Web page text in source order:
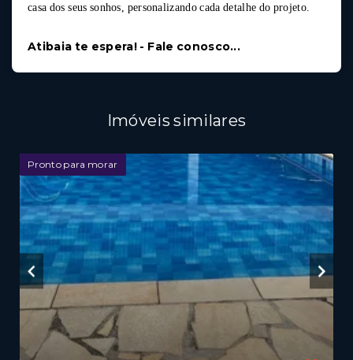
casa dos seus sonhos, personalizando cada detalhe do projeto.
Atibaia te espera! - Fale conosco...
Imóveis similares
Pronto para morar